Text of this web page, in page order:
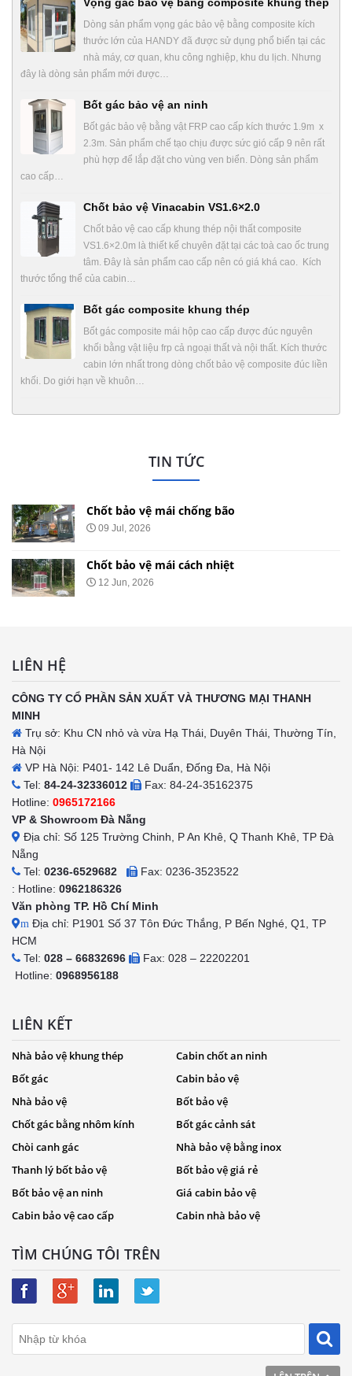
Dòng sản phẩm vọng gác bảo vệ bằng composite kích
thước lớn của HANDY đã được sử dụng phổ biến tại các
nhà máy, cơ quan, khu công nghiệp, khu du lịch. Nhưng
đây là dòng sản phẩm mới được…
Bốt gác bảo vệ an ninh
Bốt gác bảo vệ bằng vật FRP cao cấp kích thước 1.9m x
2.3m. Sản phẩm chế tạo chịu được sức gió cấp 9 nên rất
phù hợp để lắp đặt cho vùng ven biển. Dòng sản phẩm
cao cấp…
Chốt bảo vệ Vinacabin VS1.6×2.0
Chốt bảo vệ cao cấp khung thép nội thất composite
VS1.6×2.0m là thiết kế chuyên đặt tại các toà cao ốc trung
tâm. Đây là sản phẩm cao cấp nên có giá khá cao. Kích
thước tổng thể của cabin…
Bốt gác composite khung thép
Bốt gác composite mái hộp cao cấp được đúc nguyên
khối bằng vật liệu frp cả ngoại thất và nội thất. Kích thước
cabin lớn nhất trong dòng chốt bảo vệ composite đúc liền
khối. Do giới hạn về khuôn…
TIN TỨC
Chốt bảo vệ mái chống bão
09 Jul, 2026
Chốt bảo vệ mái cách nhiệt
12 Jun, 2026
LIÊN HỆ
CÔNG TY CỔ PHẦN SẢN XUẤT VÀ THƯƠNG MẠI THANH
MINH
Trụ sở: Khu CN nhỏ và vừa Hạ Thái, Duyên Thái, Thường Tín,
Hà Nội
VP Hà Nội: P401- 142 Lê Duẩn, Đống Đa, Hà Nội
Tel: 84-24-32336012
Fax: 84-24-35162375
Hotline: 0965172166
VP & Showroom Đà Nẵng
Địa chỉ: Số 125 Trường Chinh, P An Khê, Q Thanh Khê, TP Đà
Nẵng
Tel: 0236-6529682
Fax: 0236-3523522
: Hotline: 0962186326
Văn phòng TP. Hồ Chí Minh
m Địa chỉ: P1901 Số 37 Tôn Đức Thắng, P Bến Nghé, Q1, TP
HCM
Tel: 028 – 66832696
Fax: 028 – 22202201
Hotline: 0968956188
LIÊN KẾT
Nhà bảo vệ khung thép
Cabin chốt an ninh
Bốt gác
Cabin bảo vệ
Nhà bảo vệ
Bốt bảo vệ
Chốt gác bằng nhôm kính
Bốt gác cảnh sát
Chòi canh gác
Nhà bảo vệ bằng inox
Thanh lý bốt bảo vệ
Bốt bảo vệ giá rẻ
Bốt bảo vệ an ninh
Giá cabin bảo vệ
Cabin bảo vệ cao cấp
Cabin nhà bảo vệ
TÌM CHÚNG TÔI TRÊN